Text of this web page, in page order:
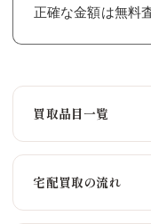
正確な金額は無料
買取品目一覧
宅配買取の流れ